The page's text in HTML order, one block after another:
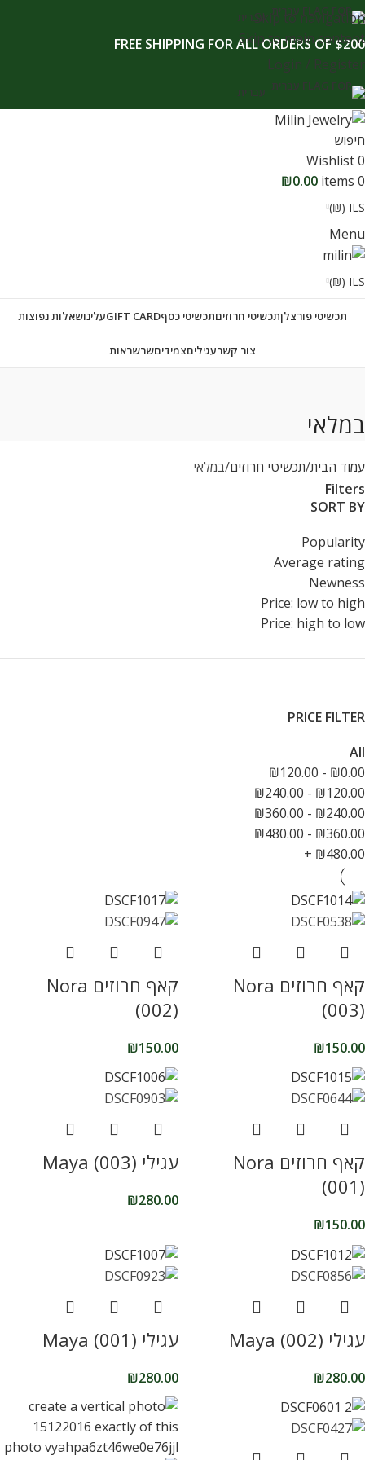
לתוכן
Skip to navigation
Skip to main content
עברית
FREE SHIPPING FOR ALL ORDERS OF $200
Login / Register
עברית
חיפוש
0
Wishlist
0
items
₪0.00
ILS (₪)
Menu
ILS (₪)
תכשיטי פורצלןתכשיטי חרוזיםתכשיטי כסףGIFT CARDעלינושאלות נפוצות
צור קשרעגיליםצמידיםשרשראות
במלאי
עמוד הבית תכשיטי חרוזים במלאי
Filters
SORT BY
Popularity
Average rating
Newness
Price: low to high
Price: high to low
PRICE FILTER
All
₪0.00
-
₪120.00
₪120.00
-
₪240.00
₪240.00
-
₪360.00
₪360.00
-
₪480.00
₪480.00
+
קאף חרוזים Nora
(003)
₪150.00
קאף חרוזים Nora
(002)
₪150.00
קאף חרוזים Nora
(001)
₪150.00
עגילי Maya (003)
₪280.00
עגילי Maya (002)
₪280.00
עגילי (001) Maya
₪280.00